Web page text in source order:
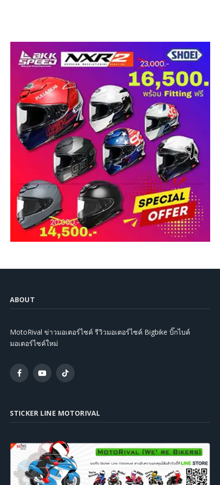
ABOUT
MotoRival ข่าวมอเตอร์ไซค์ รีวิวมอเตอร์ไซค์ Bigbike บิ๊กไบค์
มอเตอร์ไซค์ใหม่
FacebookYouTubeTikTok
STICKER LINE MOTORIVAL